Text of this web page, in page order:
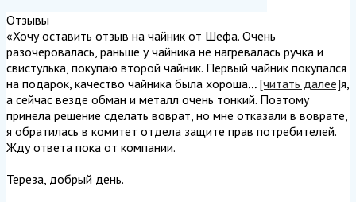
Отзывы
«Хочу оставить отзыв на чайник от Шефа. Очень
разочеровалась, раньше у чайника не нагревалась ручка и
свистулька, покупаю второй чайник. Первый чайник покупался
на подарок, качество чайника была хороша... [читать далее]я,
а сейчас везде обман и металл очень тонкий. Поэтому
принела решение сделать воврат, но мне отказали в воврате,
я обратилась в комитет отдела защите прав потребителей.
Жду ответа пока от компании.
Тереза, добрый день.